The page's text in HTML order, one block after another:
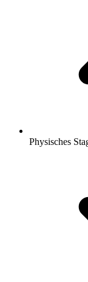
Physisches